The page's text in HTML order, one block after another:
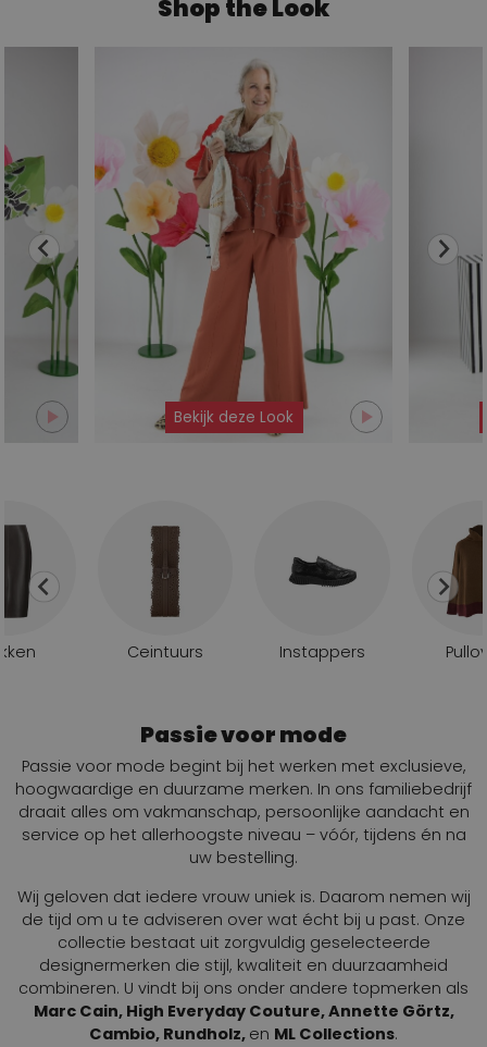
Shop the Look
Bekijk deze Look
Ceintuurs Instappers
Passie voor mode
Passie voor mode begint bij het werken met exclusieve,
hoogwaardige en duurzame merken. In ons familiebedrijf
draait alles om vakmanschap, persoonlijke aandacht en
service op het allerhoogste niveau – vóór, tijdens én na
uw bestelling.
Wij geloven dat iedere vrouw uniek is. Daarom nemen wij
de tijd om u te adviseren over wat écht bij u past. Onze
collectie bestaat uit zorgvuldig geselecteerde
designermerken die stijl, kwaliteit en duurzaamheid
combineren. U vindt bij ons onder andere topmerken als
Marc Cain, High Everyday Couture, Annette Görtz,
Cambio, Rundholz, en ML Collections.